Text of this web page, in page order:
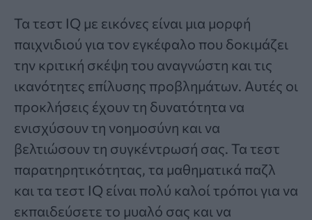
Τα τεστ IQ με εικόνες είναι μια μορφή
παιχνιδιού για τον εγκέφαλο που δοκιμάζει
την κριτική σκέψη του αναγνώστη και τις
ικανότητες επίλυσης προβλημάτων. Αυτές οι
προκλήσεις έχουν τη δυνατότητα να
ενισχύσουν τη νοημοσύνη και να
βελτιώσουν τη συγκέντρωσή σας. Τα τεστ
παρατηρητικότητας, τα μαθηματικά παζλ
και τα τεστ IQ είναι πολύ καλοί τρόποι για να
εκπαιδεύσετε το μυαλό σας και να